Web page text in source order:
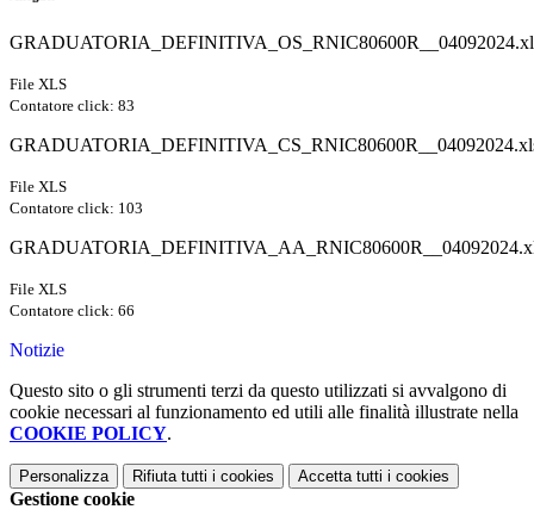
File XLS
Contatore click: 83
File XLS
Contatore click: 103
File XLS
Contatore click: 66
Notizie
Questo sito o gli strumenti terzi da questo utilizzati si avvalgono di
cookie necessari al funzionamento ed utili alle finalità illustrate nella
COOKIE POLICY.
Personalizza Rifiuta tutti i cookies Accetta tutti i cookies
Gestione cookie